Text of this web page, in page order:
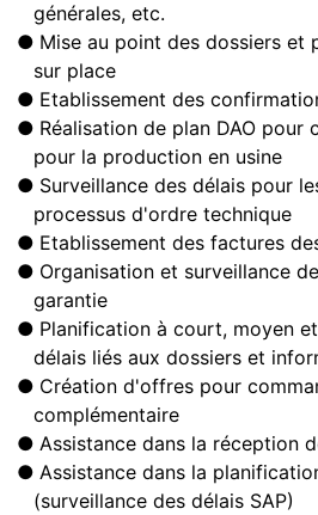
générales, etc.
Mise au point des dossiers et
sur place
Etablissement des
Réalisation de plan DAO pour
pour la production en usine
Surveillance des délais pour
processus d'ordre technique
Etablissement des factures
Organisation et surveillance
garantie
Planification à court, moyen
délais liés aux dossiers et
Création d'offres pour
complémentaire
Assistance dans la réception
Assistance dans la
(surveillance des délais SAP)